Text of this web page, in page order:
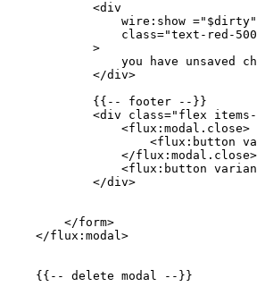
            <
div
                wire
: show =" $dirty"
                class=
"text-red-
            >
                you
have unsaved
            </
div>
            {{
-- footer -- }}
            <
div class="flex
                <
flux : modal . close>
                    <
flux : button
                </
flux : modal . close>
                <
flux : button
            </
div>
        </
form>
    </
flux : modal>
    {{
-- delete modal -- }}